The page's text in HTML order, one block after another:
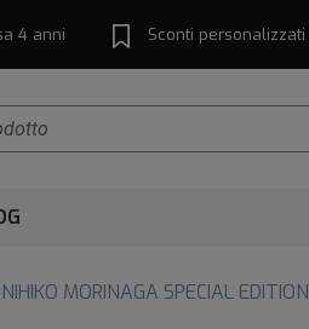
4 anni Sconti personalizzati
MORINAGA SPECIAL EDITION